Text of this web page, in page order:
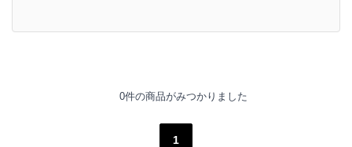
0件の商品がみつかりました
1